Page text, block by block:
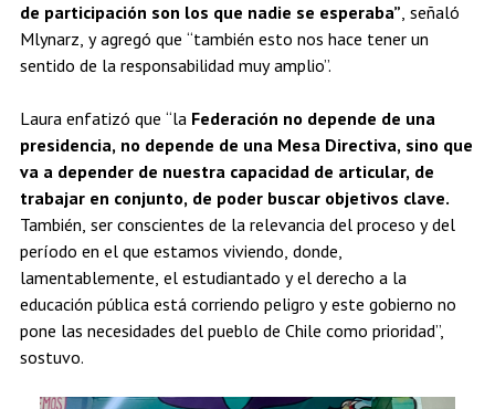
de participación son los que nadie se esperaba”, señaló
Mlynarz, y agregó que “también esto nos hace tener un
sentido de la responsabilidad muy amplio”.
Laura enfatizó que “la Federación no depende de una
presidencia, no depende de una Mesa Directiva, sino que
va a depender de nuestra capacidad de articular, de
trabajar en conjunto, de poder buscar objetivos clave.
También, ser conscientes de la relevancia del proceso y del
período en el que estamos viviendo, donde,
lamentablemente, el estudiantado y el derecho a la
educación pública está corriendo peligro y este gobierno no
pone las necesidades del pueblo de Chile como prioridad”,
sostuvo.